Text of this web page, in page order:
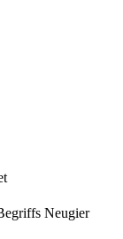
Neugier